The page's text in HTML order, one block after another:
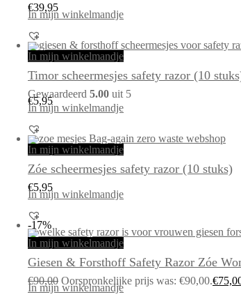
€39,95
In mijn winkelmandje
In mijn winkelmandje
Timor scheermesjes safety razor (10
Gewaardeerd 5.00 uit 5
€5,95
In mijn winkelmandje
In mijn winkelmandje
Zóe scheermesjes safety razor (10 stuks)
€5,95
In mijn winkelmandje
-17%
In mijn winkelmandje
Giesen & Forsthoff Safety Razor Zóe
€90,00 Oorspronkelijke prijs was: €90,00.€
In mijn winkelmandje